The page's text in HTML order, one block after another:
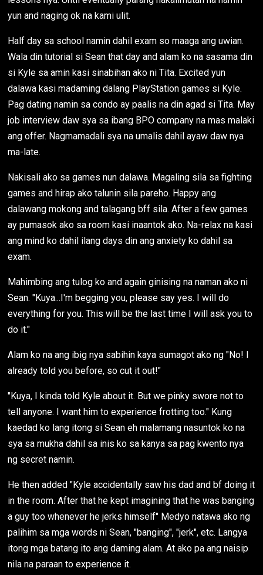
yun and naging ok na kami ulit.
Half day sa school namin dahil exam so maaga ang uwian.
Wala din tutorial si Sean that day and alam ko na sasama din
si Kyle sa amin kasi sinabihan ako ni Tita. Excited yun
dalawa kasi madaming dalang PlayStation games si Kyle.
Pag dating namin sa condo ay paalis na din agad si Tita. May
job interview daw sya sa ibang BPO company na mas malaki
ang offer. Nagmamadali sya na umalis dahil ayaw daw nya
ma-late.
Nakisali ako sa games nun dalawa. Magaling sila sa fighting
games and hirap ako talunin sila pareho. Happy ang
dalawang mokong and talagang bff sila. After a few games
ay pumasok ako sa room kasi inaantok ako. Na-relax na kasi
ang mind ko dahil ilang days din ang anxiety ko dahil sa
exam.
Mahimbing ang tulog ko and again ginising na naman ako ni
Sean. "Kuya...I'm begging you, please say yes. I will do
everything for you. This will be the last time I will ask you to
do it."
Alam ko na ang ibig nya sabihin kaya sumagot ako ng "No! I
already told you before, so cut it out!"
"Kuya, I kinda told Kyle about it. But we pinky swore not to
tell anyone. I want him to experience frotting too." Kung
kaedad ko lang itong si Sean eh malamang nasuntok ko na
sya sa mukha dahil sa inis ko sa kanya sa pag kwento nya
ng secret namin.
He then added "Kyle accidentally saw his dad and bf doing it
in the room. After that he kept imagining that he was banging
a guy too whenever he jerks himself" Medyo natawa ako ng
palihim sa mga words ni Sean, "banging", "jerk", etc. Langya
itong mga batang ito ang daming alam. At ako pa ang naisip
nila na paraan to experience it.